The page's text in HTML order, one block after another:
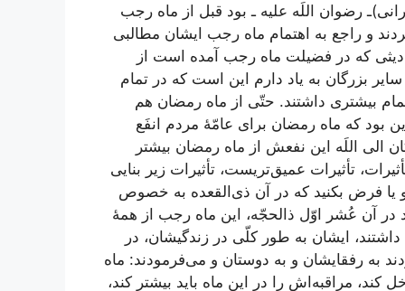
رضوان اللَه علیه ـ بود قبل از ماه رجب
و راجع به اهتمام ماه رجب ایشان مطالبی
که در فضیلت ماه رجب آمده است از
بزرگان به یاد دارم این است که در تمام
بیشتری داشتند. حتّی از ماه رمضان هم
بود که ماه رمضان برای عامّۀ مردم انفَع
اللَه این نفعش از ماه رمضان بیشتر
تأثیرات عمیق‌تریست، تأثیرات زیر بنایی
یا فرض بکنید که در آن ذی‌القعده به خصوص
آن عُشر اوّل ذالحجّه، این ماه رجب از همۀ
ایشان به طور کلّی در زندگیشان، در
رفقایشان و به دوستان و می‌فرمودند: ماه
مراقبه‌اش را در این ماه باید بیشتر کند،